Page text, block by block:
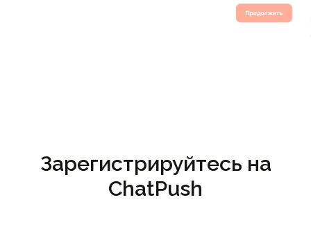
Зарегистрируйтесь на
ChatPush